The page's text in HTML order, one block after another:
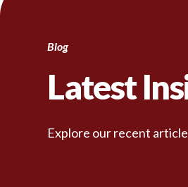
Blog
Latest
Explore our recent